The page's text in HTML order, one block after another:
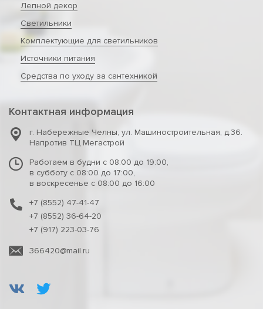
Лепной декор
Светильники
Комплектующие для светильников
Источники питания
Средства по уходу за сантехникой
Контактная информация
г. Набережные Челны, ул. Машиностроительная, д.36.
Напротив ТЦ Мегастрой
Работаем в будни с 08:00 до 19:00,
в субботу с 08:00 до 17:00,
в воскресенье с 08:00 до 16:00
+7 (8552) 47-41-47
+7 (8552) 36-64-20
+7 (917) 223-03-76
366420@mail.ru